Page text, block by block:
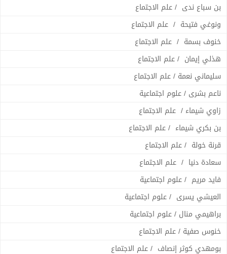
بن سباع ندى / علم الاجتماع
ونوغي فتيحة / علم الاجتماع
خنوف بسمة / علم الاجتماع
هذلي إيمان / علم الاجتماع
سليماني نعمة / علم الاجتماع
ناعم بشرى / علوم اجتماعية
زاوي شيماء / علم الاجتماع
بن بكري شيماء / علم الاجتماع
قرنة خولة / علم الاجتماع
سعادة دنيا / علم الاجتماع
فايد مريم / علوم اجتماعية
العيشي يسرى / علوم اجتماعية
براهيمي منال / علوم اجتماعية
خنوس صفية / علم الاجتماع
بومهدي كوثر إنصاف / علم الاجتماع